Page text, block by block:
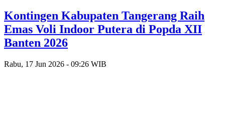
Kontingen Kabupaten Tangerang Raih
Emas Voli Indoor Putera di Popda XII
Banten 2026
Rabu, 17 Jun 2026 - 09:26 WIB